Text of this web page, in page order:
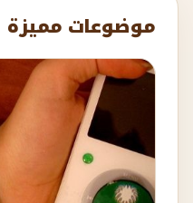
موضوعات مميزة